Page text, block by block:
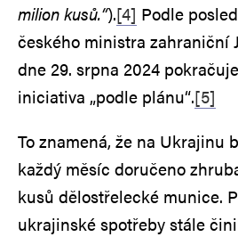
milion kusů.“).[4] Podle
českého ministra zahraniční
dne 29. srpna 2024
iniciativa „podle plánu“.[5]
To znamená, že na Ukrajinu
každý měsíc doručeno
kusů dělostřelecké munice.
ukrajinské spotřeby stále